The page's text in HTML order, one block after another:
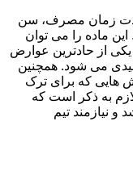
زمان مصرف، سن
ماده را می توان
یکی از حادترین عوارض
می شود. همچنین
هایی که برای ترک
به ذکر است که
نیازمند تیم